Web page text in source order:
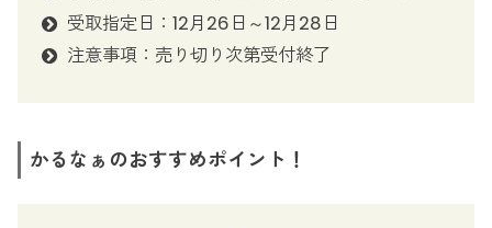
受取指定日：12月26日～12月28日
注意事項：売り切り次第受付終了
かるなぁのおすすめポイント！